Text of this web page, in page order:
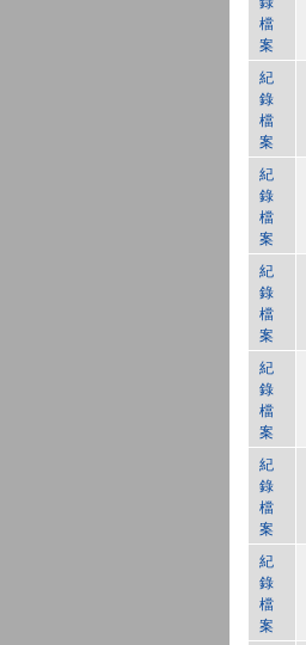
檔
案
紀
錄
檔
案
紀
錄
檔
案
紀
錄
檔
案
紀
錄
檔
案
紀
錄
檔
案
紀
錄
檔
案